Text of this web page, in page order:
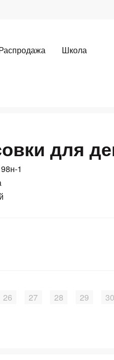
Школа
для
1
26 27 28 29 30